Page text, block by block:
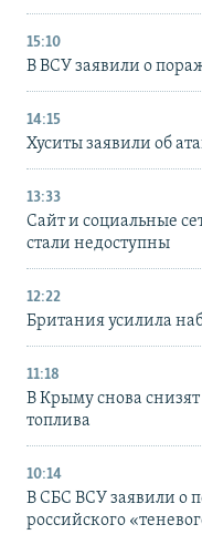
15:10
В ВСУ заявили о
14:15
Хуситы заявили об
13:33
Сайт и социальные
стали недоступны
12:22
Британия усилила
11:18
В Крыму снова
топлива
10:14
В СБС ВСУ заявили о
российского